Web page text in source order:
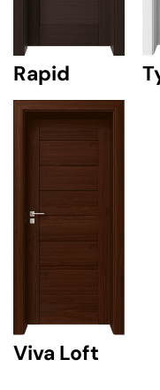
Rapid
Viva Loft